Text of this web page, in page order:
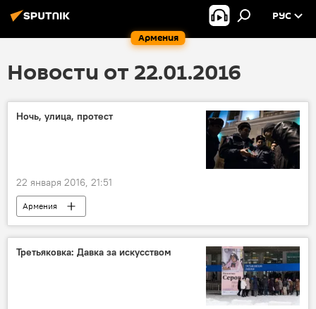
Армения
РУС
Новости от 22.01.2016
Ночь, улица, протест
22 января 2016, 21:51
Армения
Третьяковка: Давка за искусством